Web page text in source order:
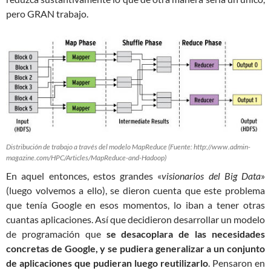
pero GRAN trabajo.
Distribución de trabajo a través del modelo MapReduce (Fuente: http://www.admin-
magazine.com/HPC/Articles/MapReduce-and-Hadoop)
En aquel entonces, estos grandes «visionarios del Big Data»
(luego volvemos a ello), se dieron cuenta que este problema
que tenía Google en esos momentos, lo iban a tener otras
cuantas aplicaciones. Así que decidieron desarrollar un modelo
de programación que se desacoplara de las necesidades
concretas de Google, y se pudiera generalizar a un conjunto
de aplicaciones que pudieran luego reutilizarlo . Pensaron en